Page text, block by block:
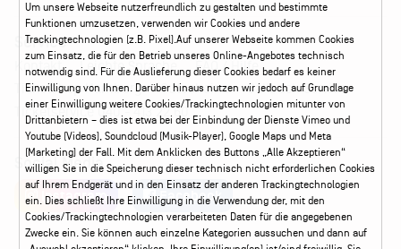
Service
Kontakt Leichte Sprache
FAQ / Hilfe
Ticketshop Hamburg
Gutscheine
Callback-Service
Ticketservice 040 - 413 22 60
Social Media
Instagram Facebook
Um unsere Webseite nutzerfreundlich zu gestalten und bestimmte
Funktionen umzusetzen, verwenden wir Cookies und andere
Trackingtechnologien (z.B. Pixel).Auf unserer Webseite kommen Cookies
zum Einsatz, die für den Betrieb unseres Online-Angebotes technisch
notwendig sind. Für die Auslieferung dieser Cookies bedarf es keiner
Einwilligung von Ihnen. Darüber hinaus nutzen wir jedoch auf Grundlage
einer Einwilligung weitere Cookies/Trackingtechnologien mitunter von
Drittanbietern – dies ist etwa bei der Einbindung der Dienste Vimeo und
Youtube (Videos), Soundcloud (Musik-Player), Google Maps und Meta
(Marketing) der Fall. Mit dem Anklicken des Buttons „Alle Akzeptieren“
willigen Sie in die Speicherung dieser technisch nicht erforderlichen Cookies
auf Ihrem Endgerät und in den Einsatz der anderen Trackingtechnologien
ein. Dies schließt Ihre Einwilligung in die Verwendung der, mit den
Cookies/Trackingtechnologien verarbeiteten Daten für die angegebenen
Zwecke ein. Sie können auch einzelne Kategorien aussuchen und dann auf